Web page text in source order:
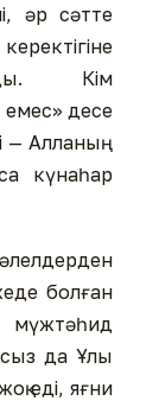
әр сәтте
Кім
емес» десе
— Алланың
күнаһар
болған
да Ұлы
еді, яғни